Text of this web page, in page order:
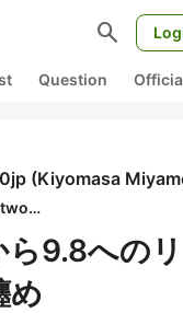
search
Question
(Kiyomasa
LinuC Open Network
ら9.8への
め